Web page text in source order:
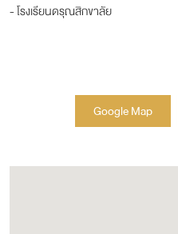
- โรงเรียนดรุณสิกขาลัย
Google Map